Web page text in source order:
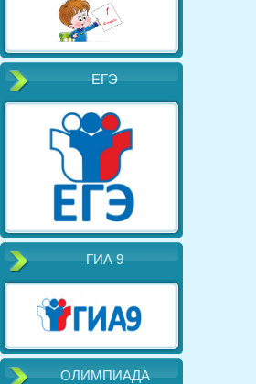
ЕГЭ
ГИА 9
ОЛИМПИАДА